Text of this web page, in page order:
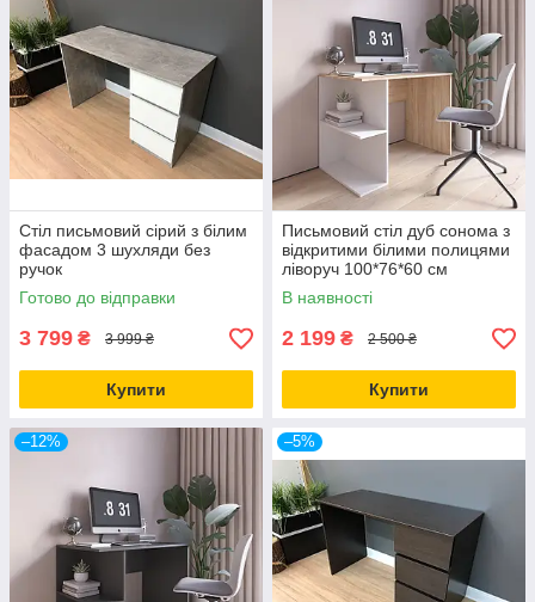
Стіл письмовий сірий з білим
фасадом 3 шухляди без
ручок
Готово до відправки
3 799 ₴ 3 999 ₴
Купити
Письмовий стіл дуб сонома з
відкритими білими полицями
ліворуч 100*76*60 см
В наявності
2 199 ₴ 2 500 ₴
Купити
–12% –5%